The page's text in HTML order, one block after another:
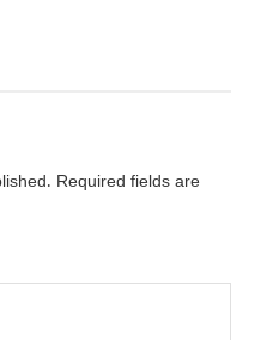
Required fields are